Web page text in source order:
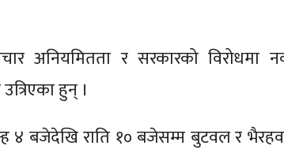
अनियमितता र सरकारको विरोधमा
हुन् ।
बजेदेखि राति १० बजेसम्म बुटवल र भैरहवा